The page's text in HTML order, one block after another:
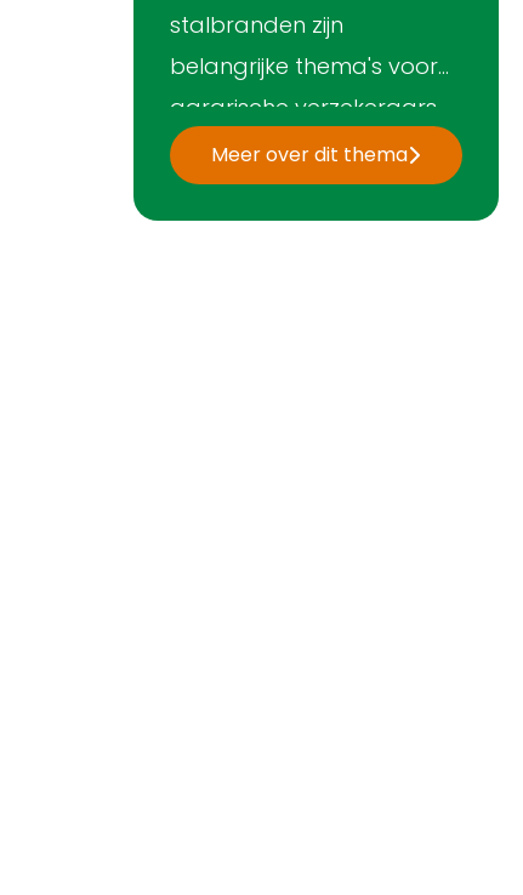
stalbranden zijn
belangrijke thema's voor
agrarische verzekeraars.
Daarom werkt het
platform Agrarisch van
het Verbond samen met
Meer over dit thema